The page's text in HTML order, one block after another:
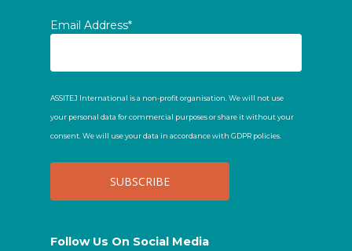
Email Address*
ASSITEJ International is a non-profit organisation. We will not use
your personal data for commercial purposes or share it without your
consent. We will use your data in accordance with GDPR policies.
Follow Us On Social Media